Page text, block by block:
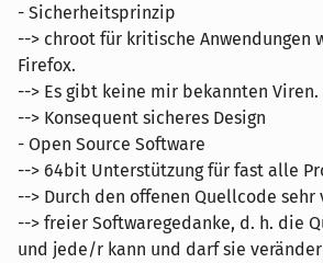
- Sicherheitsprinzip
--> chroot für kritische Anwendungen
Firefox.
--> Es gibt keine mir bekannten Viren.
--> Konsequent sicheres Design
- Open Source Software
--> 64bit Unterstützung für fast alle
--> Durch den offenen Quellcode sehr
--> freier Softwaregedanke, d. h. die
und jede/r kann und darf sie